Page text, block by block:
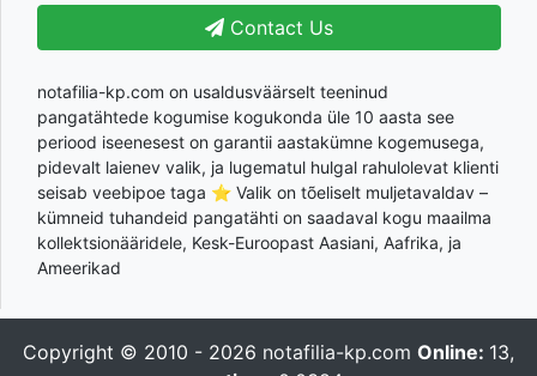
Contact Us
notafilia-kp.com on usaldusväärselt teeninud
pangatähtede kogumise kogukonda üle 10 aasta see
periood iseenesest on garantii aastakümne kogemusega,
pidevalt laienev valik, ja lugematul hulgal rahulolevat klienti
seisab veebipoe taga ⭐ Valik on tõeliselt muljetavaldav –
kümneid tuhandeid pangatähti on saadaval kogu maailma
kollektsionääridele, Kesk-Euroopast Aasiani, Aafrika, ja
Ameerikad
Copyright © 2010 - 2026 notafilia-kp.com Online: 13,